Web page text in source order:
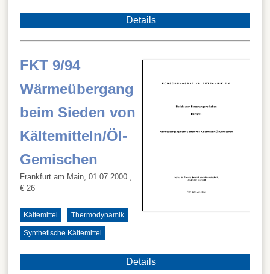
Details
FKT 9/94
Wärmeübergang
beim Sieden von
Kältemitteln/Öl-
Gemischen
Frankfurt am Main, 01.07.2000 ,
€ 26
Kältemittel Thermodynamik
Synthetische Kältemittel
Details